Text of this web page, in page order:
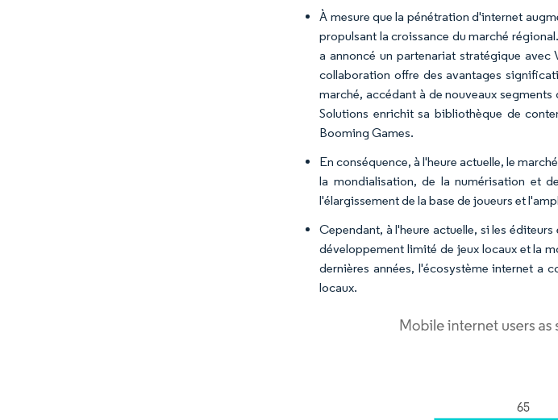
À mesure que la pénétration d'internet
propulsant la croissance du marché
a annoncé un partenariat stratégique
collaboration offre des avantages
marché, accédant à de nouveaux
Solutions enrichit sa bibliothèque de
Booming Games.
En conséquence, à l'heure actuelle, le
la mondialisation, de la numérisation et
l'élargissement de la base de joueurs et
Cependant, à l'heure actuelle, si les
développement limité de jeux locaux et la
dernières années, l'écosystème internet a
locaux.